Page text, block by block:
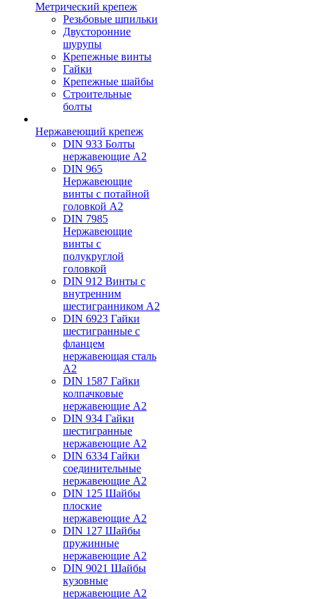
Метрический крепеж
Резьбовые шпильки
Двусторонние
шурупы
Крепежные винты
Гайки
Крепежные шайбы
Строительные
болты
Нержавеющий крепеж
DIN 933 Болты
нержавеющие А2
DIN 965
Нержавеющие
винты с потайной
головкой А2
DIN 7985
Нержавеющие
винты с
полукруглой
головкой
DIN 912 Винты с
внутренним
шестигранником А2
DIN 6923 Гайки
шестигранные с
фланцем
нержавеющая сталь
А2
DIN 1587 Гайки
колпачковые
нержавеющие А2
DIN 934 Гайки
шестигранные
нержавеющие А2
DIN 6334 Гайки
соединительные
нержавеющие А2
DIN 125 Шайбы
плоские
нержавеющие А2
DIN 127 Шайбы
пружинные
нержавеющие А2
DIN 9021 Шайбы
кузовные
нержавеющие А2